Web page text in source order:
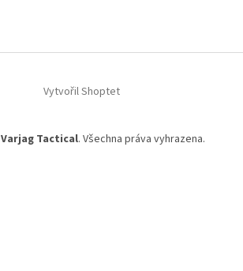
Vytvořil Shoptet
Varjag Tactical. Všechna práva vyhrazena.